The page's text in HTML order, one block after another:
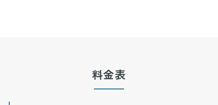
料金表